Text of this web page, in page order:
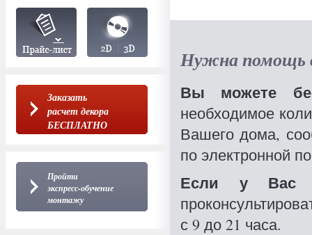
Заказать
расчет декора
БЕСПЛАТНО
Пройти
экспресс-обучение
монтажу
Нужна помощь
Вы можете
необходимое
Вашего дома,
по электронной
Если у Вас
с 9 до 21 часа.